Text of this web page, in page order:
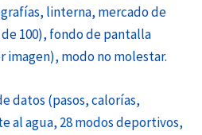
linterna, mercado de
100), fondo de pantalla
modo no molestar.
datos (pasos, calorías,
al agua, 28 modos deportivos,